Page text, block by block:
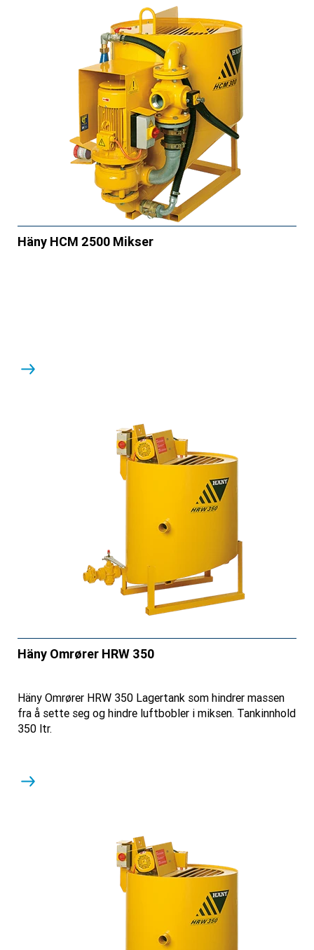
Häny HCM 2500 Mikser
Häny Omrører HRW 350
Häny Omrører HRW 350 Lagertank som hindrer massen
fra å sette seg og hindre luftbobler i miksen. Tankinnhold
350 ltr.